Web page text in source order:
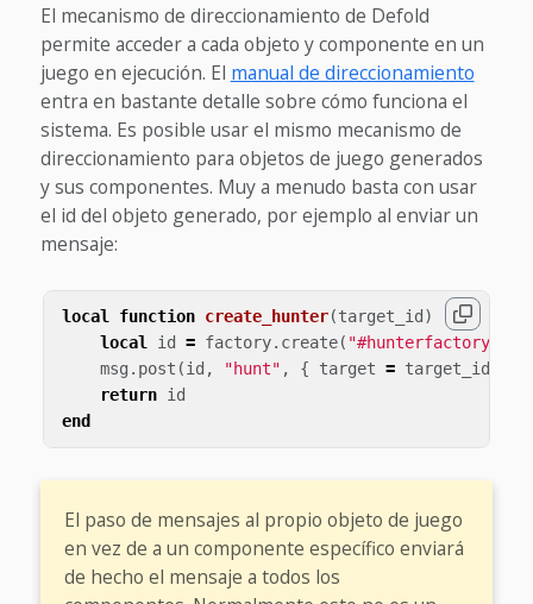
El mecanismo de direccionamiento de Defold
permite acceder a cada objeto y componente en un
juego en ejecución. El manual de direccionamiento
entra en bastante detalle sobre cómo funciona el
sistema. Es posible usar el mismo mecanismo de
direccionamiento para objetos de juego generados
y sus componentes. Muy a menudo basta con usar
el id del objeto generado, por ejemplo al enviar un
mensaje:
local function create_hunter(target_id )
local id = factory. create( "#hunterfactory"
msg . post (id , "hunt" , { target = target_id
return id
end
El paso de mensajes al propio objeto de juego
en vez de a un componente específico enviará
de hecho el mensaje a todos los